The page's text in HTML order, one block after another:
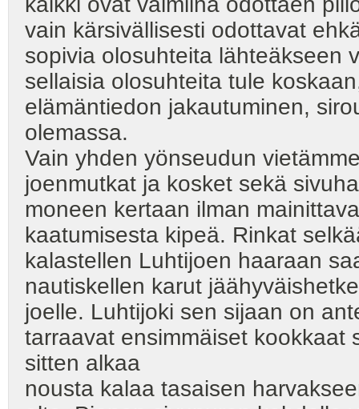
vain kärsivällisesti odottavat
sopivia olosuhteita lähteäkseen
sellaisia olosuhteita tule
elämäntiedon jakautuminen,
olemassa.
Vain yhden yönseudun
joenmutkat ja kosket sekä
moneen kertaan ilman
kaatumisesta kipeä. Rinkat
kalastellen Luhtijoen haaraan
nautiskellen karut
joelle. Luhtijoki sen sijaan on
tarraavat ensimmäiset kookkaat
sitten alkaa
nousta kalaa tasaisen